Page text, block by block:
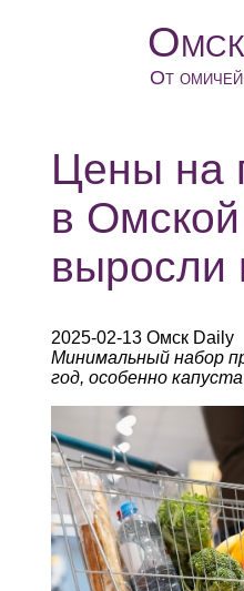
От
Цены на
в
выросли
2025-02-13 Омск Daily
Минимальный набор
год, особенно